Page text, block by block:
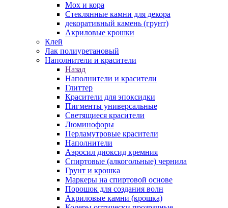
Мох и кора
Стеклянные камни для декора
декоративный камень (грунт)
Акриловые крошки
Клей
Лак полиуретановый
Наполнители и красители
Назад
Наполнители и красители
Глиттер
Красители для эпоксидки
Пигменты универсальные
Светящиеся красители
Люминофоры
Перламутровые красители
Наполнители
Аэросил диоксид кремния
Спиртовые (алкогольные) чернила
Грунт и крошка
Маркеры на спиртовой основе
Порошок для создания волн
Акриловые камни (крошка)